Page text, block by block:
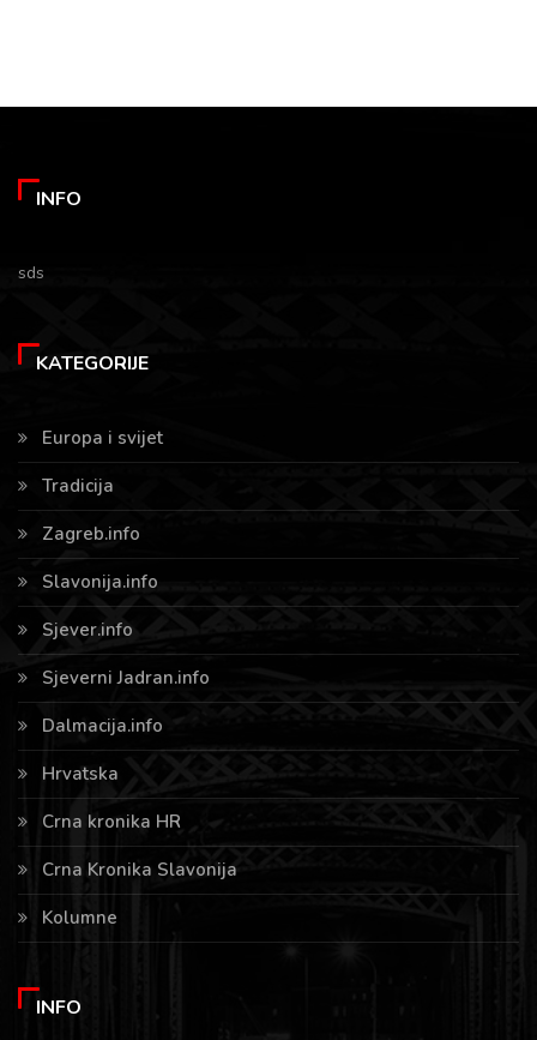
INFO
sds
KATEGORIJE
Europa i svijet
Tradicija
Zagreb.info
Slavonija.info
Sjever.info
Sjeverni Jadran.info
Dalmacija.info
Hrvatska
Crna kronika HR
Crna Kronika Slavonija
Kolumne
INFO